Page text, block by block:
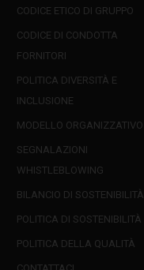
CODICE ETICO DI GRUPPO
CODICE DI CONDOTTA
FORNITORI
POLITICA DIVERSITÀ E
INCLUSIONE
MODELLO ORGANIZZATIVO
SEGNALAZIONI
WHISTLEBLOWING
BILANCIO DI SOSTENIBILITÀ
POLITICA DI SOSTENIBILITÀ
POLITICA DELLA QUALITÀ